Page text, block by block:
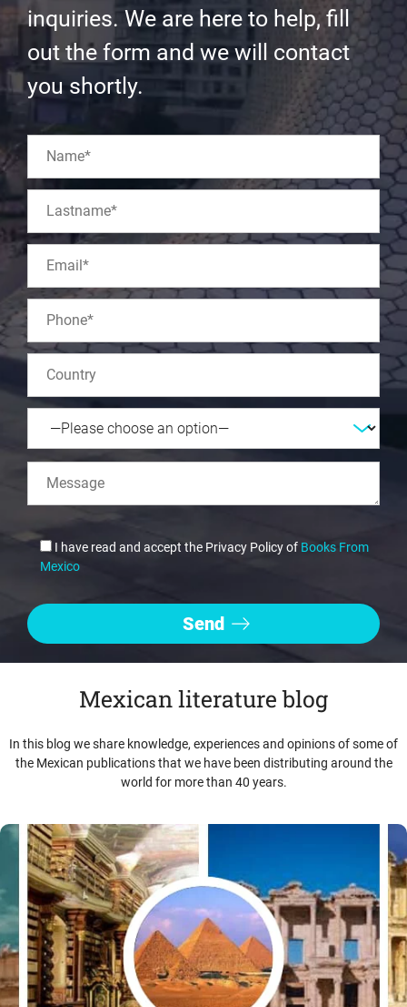
inquiries. We are here to help, fill
out the form and we will contact
you shortly.
I have read and accept the Privacy Policy of Books From
Mexico
Mexican literature blog
In this blog we share knowledge, experiences and opinions of some of
the Mexican publications that we have been distributing around the
world for more than 40 years.